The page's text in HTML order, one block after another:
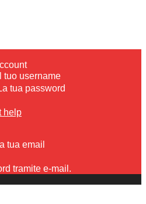
tuo username
tua password
help
la tua email
tramite e-mail.